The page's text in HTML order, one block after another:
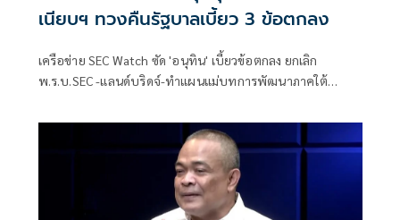
เนียบฯ ทวงคืนรัฐบาลเบี้ยว 3 ข้อตกลง
เครือข่าย SEC Watch ซัด 'อนุทิน' เบี้ยวข้อตกลง ยกเลิก
พ.ร.บ.SEC -แลนด์บริดจ์-ทำแผนแม่บทการพัฒนาภาคใต้
ข้อ